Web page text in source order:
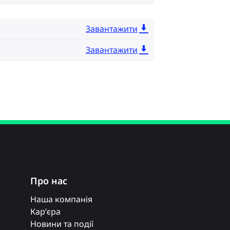
Завантажити
Завантажити
Про нас
Наша компанія
Кар’єра
Новини та події